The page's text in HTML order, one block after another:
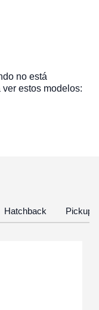
no está
estos modelos:
Hatchback Pickup